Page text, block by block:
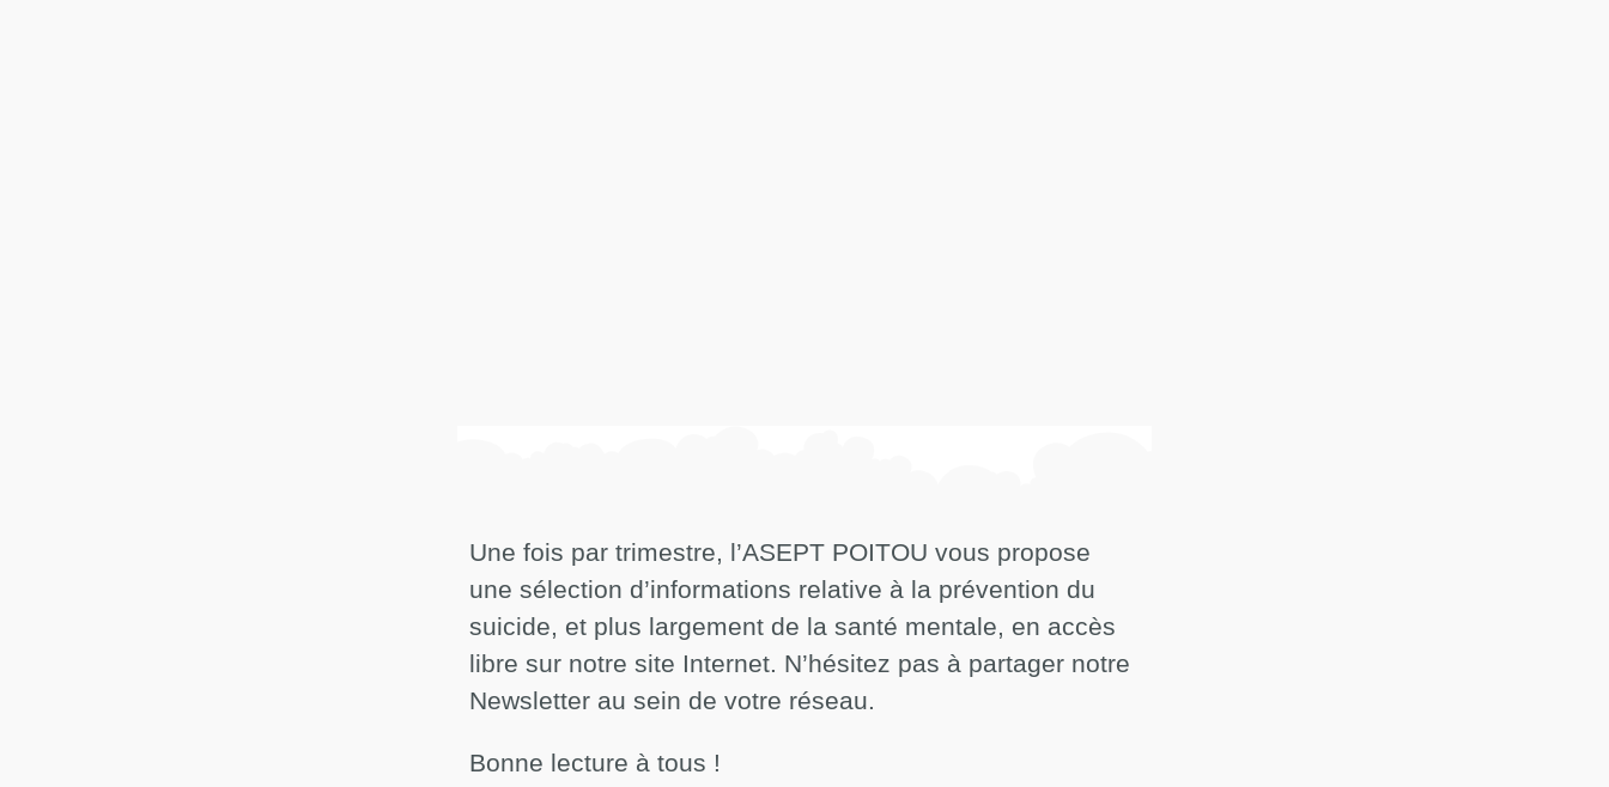
Une fois par trimestre, l’ASEPT POITOU vous propose
une sélection d’informations relative à la prévention du
suicide, et plus largement de la santé mentale, en accès
libre sur notre site Internet. N’hésitez pas à partager notre
Newsletter au sein de votre réseau.
Bonne lecture à tous !